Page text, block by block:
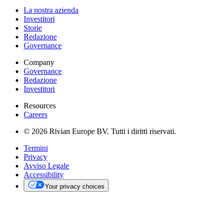
La nostra azienda
Investitori
Storie
Redazione
Governance
Company
Governance
Redazione
Investitori
Resources
Careers
© 2026 Rivian Europe BV. Tutti i diritti riservati.
Termini
Privacy
Avviso Legale
Accessibility
Your privacy choices